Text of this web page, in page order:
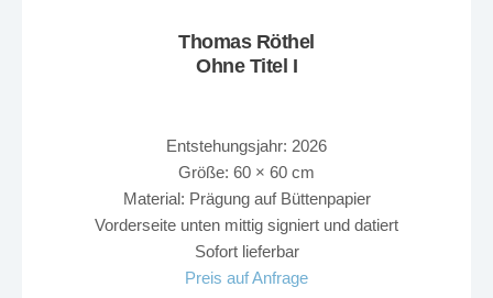
Thomas Röthel
Ohne Titel I
Entstehungsjahr: 2026
Größe: 60 × 60 cm
Material: Prägung auf Büttenpapier
Vorderseite unten mittig signiert und datiert
Sofort lieferbar
Preis auf Anfrage